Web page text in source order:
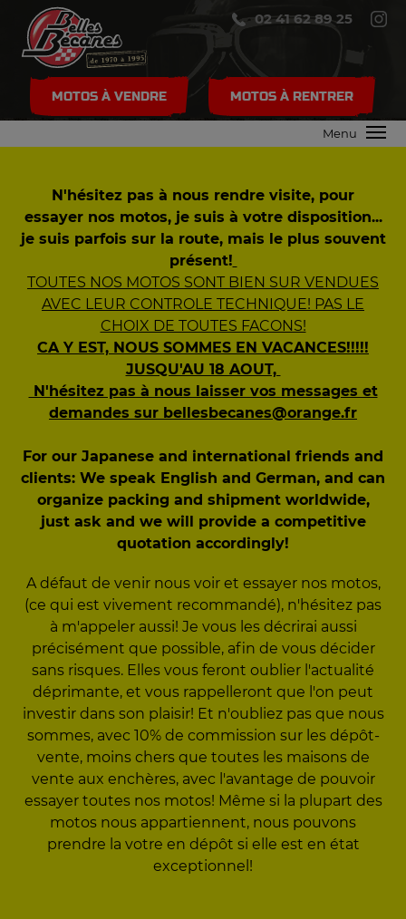
02 41 62 89 25
MOTOS À VENDRE MOTOS À RENTRER
Menu
N'hésitez pas à nous rendre visite, pour
essayer nos motos, je suis à votre disposition...
je suis parfois sur la route, mais le plus souvent
présent!
TOUTES NOS MOTOS SONT BIEN SUR VENDUES
AVEC LEUR CONTROLE TECHNIQUE! PAS LE
CHOIX DE TOUTES FACONS!
CA Y EST, NOUS SOMMES EN VACANCES!!!!!
JUSQU'AU 18 AOUT,
N'hésitez pas à nous laisser vos messages et
demandes sur bellesbecanes@orange.fr
For our Japanese and international friends and
clients: We speak English and German, and can
organize packing and shipment worldwide,
just ask and we will provide a competitive
quotation accordingly!
A défaut de venir nous voir et essayer nos motos,
(ce qui est vivement recommandé), n'hésitez pas
à m'appeler aussi! Je vous les décrirai aussi
précisément que possible, afin de vous décider
sans risques. Elles vous feront oublier l'actualité
déprimante, et vous rappelleront que l'on peut
investir dans son plaisir! Et n'oubliez pas que nous
sommes, avec 10% de commission sur les dépôt-
vente, moins chers que toutes les maisons de
vente aux enchères, avec l'avantage de pouvoir
essayer toutes nos motos! Même si la plupart des
motos nous appartiennent, nous pouvons
prendre la votre en dépôt si elle est en état
exceptionnel!